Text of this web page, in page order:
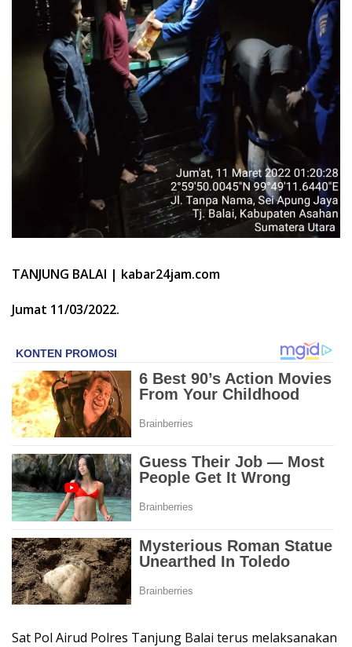
TANJUNG BALAI | kabar24jam.com
Jumat 11/03/2022.
Sat Pol Airud Polres Tanjung Balai terus melaksanakan